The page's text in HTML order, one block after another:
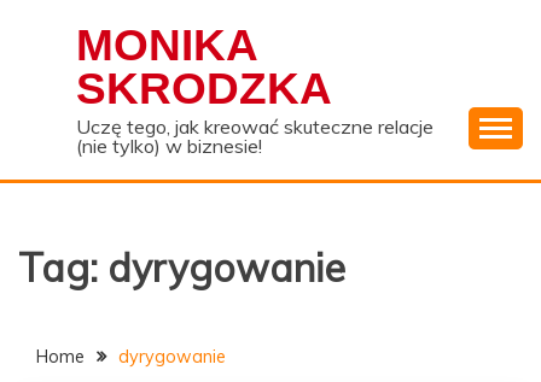
MONIKA
SKRODZKA
Uczę tego, jak kreować skuteczne relacje
(nie tylko) w biznesie!
Tag: dyrygowanie
Home dyrygowanie